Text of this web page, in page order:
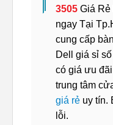
3505 Giá Rẻ
ngay Tại
cung cấp
Dell giá sỉ
có giá ưu
trung tâm
giá rẻ uy tín.
lỗi.